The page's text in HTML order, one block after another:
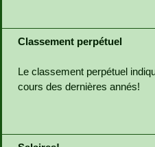
Classement perpétuel
Le classement perpétuel
cours des dernières annés!